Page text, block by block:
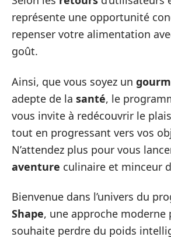
représente une opportunité
repenser votre alimentation
goût.
Ainsi, que vous soyez un
adepte de la santé, le
vous invite à redécouvrir le
tout en progressant vers vos
N’attendez plus pour vous
aventure culinaire et minceur
Bienvenue dans l’univers du
Shape, une approche
souhaite perdre du poids